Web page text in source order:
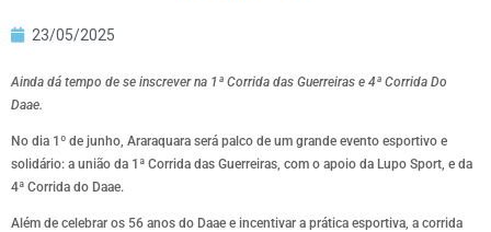
23/05/2025
Ainda dá tempo de se inscrever na 1ª Corrida das Guerreiras e 4ª Corrida Do
Daae.
No dia 1º de junho, Araraquara será palco de um grande evento esportivo e
solidário: a união da 1ª Corrida das Guerreiras, com o apoio da Lupo Sport, e da
4ª Corrida do Daae.
Além de celebrar os 56 anos do Daae e incentivar a prática esportiva, a corrida